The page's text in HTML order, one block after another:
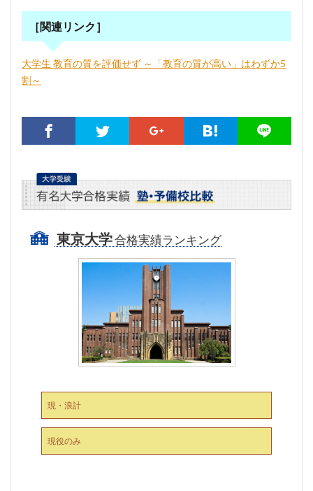
［関連リンク］
大学生 教育の質を評価せず ～「教育の質が高い」はわずか5
割～
東京大学合格実績ランキング
現・浪計
現役のみ